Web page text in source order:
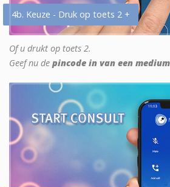
4b. Keuze - Druk op toets 2 +
Of u drukt op toets 2.
Geef nu de pincode in van een medium